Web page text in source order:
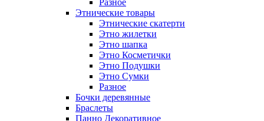
Разное
Этнические товары
Этнические скатерти
Этно жилетки
Этно шапка
Этно Косметички
Этно Подушки
Этно Сумки
Разное
Бочки деревянные
Браслеты
Панно Декоративное